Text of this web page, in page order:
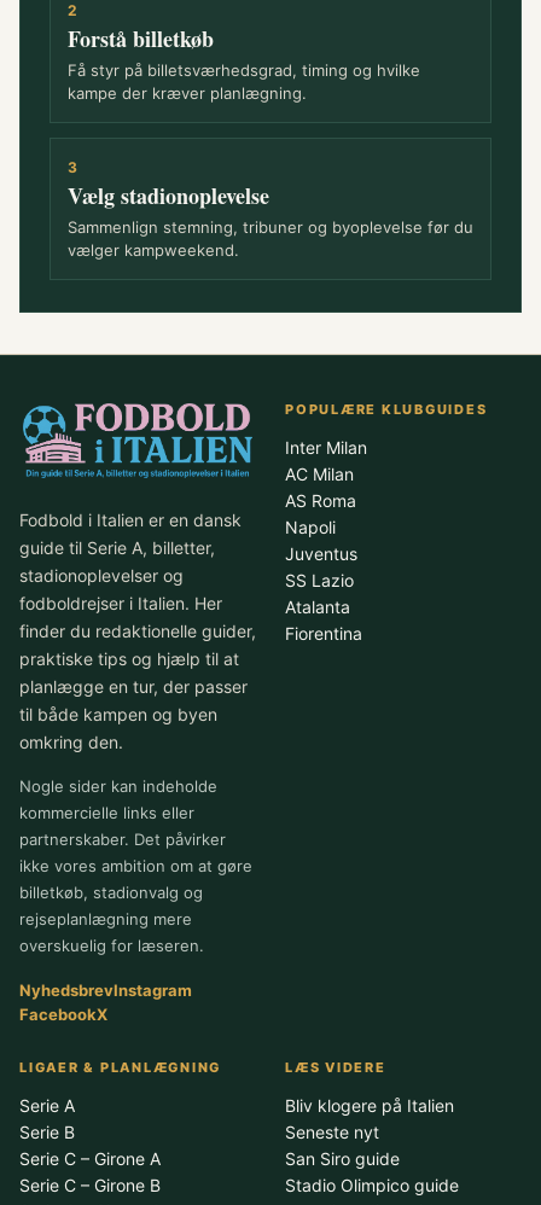
2
Forstå billetkøb
Få styr på billetsværhedsgrad, timing og hvilke
kampe der kræver planlægning.
3
Vælg stadionoplevelse
Sammenlign stemning, tribuner og byoplevelse før du
vælger kampweekend.
Fodbold i Italien er en dansk
guide til Serie A, billetter,
stadionoplevelser og
fodboldrejser i Italien. Her
finder du redaktionelle guider,
praktiske tips og hjælp til at
planlægge en tur, der passer
til både kampen og byen
omkring den.
Nogle sider kan indeholde
kommercielle links eller
partnerskaber. Det påvirker
ikke vores ambition om at gøre
billetkøb, stadionvalg og
rejseplanlægning mere
overskuelig for læseren.
NyhedsbrevInstagram
FacebookX
POPULÆRE KLUBGUIDES
Inter Milan
AC Milan
AS Roma
Napoli
Juventus
SS Lazio
Atalanta
Fiorentina
LIGAER & PLANLÆGNING
Serie A
Serie B
Serie C – Girone A
Serie C – Girone B
LÆS VIDERE
Bliv klogere på Italien
Seneste nyt
San Siro guide
Stadio Olimpico guide